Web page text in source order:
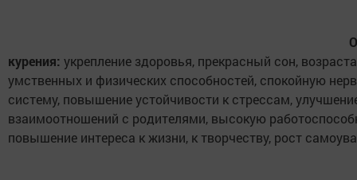
курения: укрепление здоровья, прекрасный сон,
умственных и физических способностей, спокойную
систему, повышение устойчивости к стрессам,
взаимоотношений с родителями, высокую
повышение интереса к жизни, к творчеству, рост